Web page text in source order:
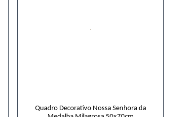
Quadro Decorativo Nossa Senhora da